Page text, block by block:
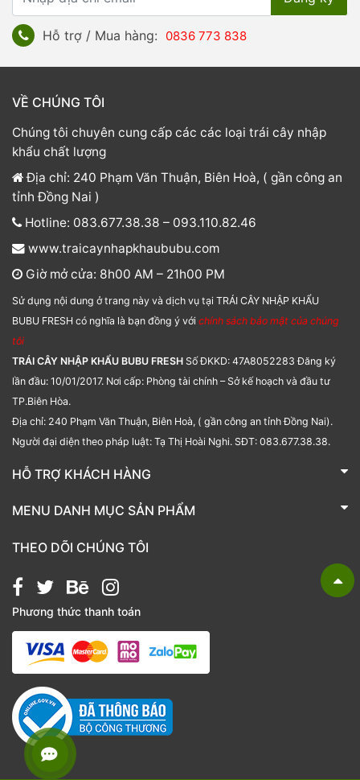
Hỗ trợ / Mua hàng: 0836 773 838
VỀ CHÚNG TÔI
Chúng tôi chuyên cung cấp các các loại trái cây nhập
khẩu chất lượng
Địa chỉ: 240 Phạm Văn Thuận, Biên Hoà, ( gần công an
tỉnh Đồng Nai )
Hotline: 083.677.38.38 – 093.110.82.46
www.traicaynhapkhaububu.com
Giờ mở cửa: 8h00 AM – 21h00 PM
Sử dụng nội dung ở trang này và dịch vụ tại TRÁI CÂY NHẬP KHẨU
BUBU FRESH có nghĩa là bạn đồng ý với chính sách bảo mật của chúng
tôi
TRÁI CÂY NHẬP KHẨU BUBU FRESH Số ĐKKD: 47A8052283 Đăng ký
lần đầu: 10/01/2017. Nơi cấp: Phòng tài chính – Sở kế hoạch và đầu tư
TP.Biên Hòa.
Địa chỉ: 240 Phạm Văn Thuận, Biên Hoà, ( gần công an tỉnh Đồng Nai).
Người đại diện theo pháp luật: Tạ Thị Hoài Nghi. SĐT: 083.677.38.38.
HỖ TRỢ KHÁCH HÀNG
TRÁI CÂY NHẬP KHẨU BUBU FRESH
MENU DANH MỤC SẢN PHẨM
Bánh kẹo
Giỏ quà tặng
Hạt chia
Hạt dẻ cười
Hạt hạnh nhân
Hạt macca
Hạt óc chó
Kẹo
Nho khô
THEO DÕI CHÚNG TÔI
Phương thức thanh toán